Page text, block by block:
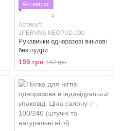
Антивірус
4
Артикул:
1PERVNS.NEOPUD.100
Рукавички одноразові вінілові
без пудри
159 грн 187 грн